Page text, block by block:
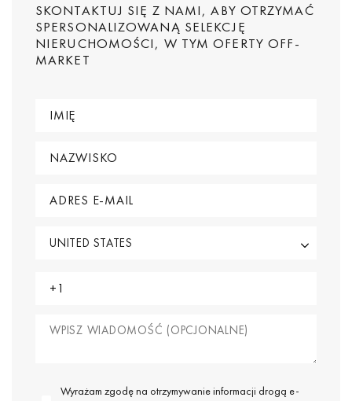
SKONTAKTUJ SIĘ Z NAMI, ABY OTRZYMAĆ
SPERSONALIZOWANĄ SELEKCJĘ
NIERUCHOMOŚCI, W TYM OFERTY OFF-
MARKET
Wyrażam zgodę na otrzymywanie informacji drogą e-